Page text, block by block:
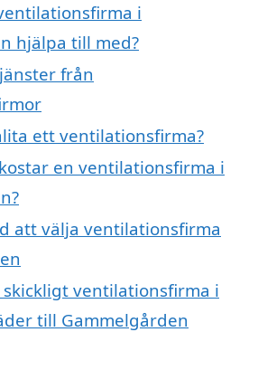
i
hjälpa till med?
från
ett ventilationsfirma?
en ventilationsfirma i
att välja ventilationsfirma
ventilationsfirma i
till Gammelgården